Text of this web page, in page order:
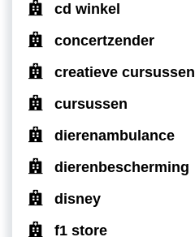
cd winkel
concertzender
creatieve cursussen
cursussen
dierenambulance
dierenbescherming
disney
f1 store